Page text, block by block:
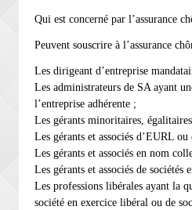
Qui est concerné par l’assurance
Peuvent souscrire à l’assurance
Les dirigeant d’entreprise
Les administrateurs de SA ayant
l’entreprise adhérente ;
Les gérants minoritaires,
Les gérants et associés d’EURL
Les gérants et associés en nom
Les gérants et associés de sociétés
Les professions libérales ayant la
société en exercice libéral ou de